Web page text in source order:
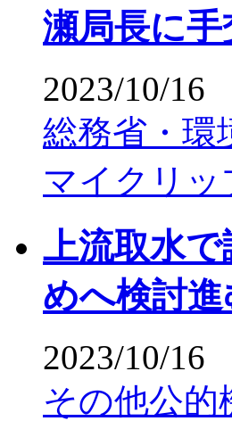
瀬局長に手
2023/10/16
総務省・環
マイクリッ
上流取水
めへ検討進
2023/10/16
その他公的